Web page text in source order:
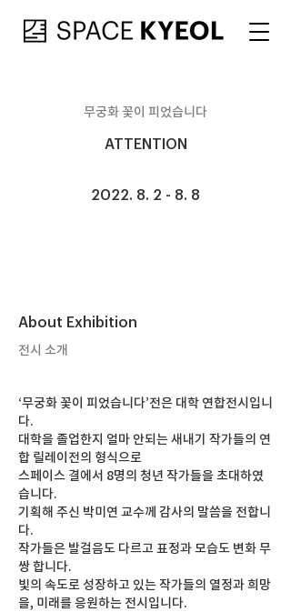
무궁화 꽃이 피었습니다​
ATTENTION
2022. 8. 2 - 8. 8
About Exhibition
전시 소개
‘무궁화 꽃이 피었습니다’전은 대학 연합전시입니
다.
대학을 졸업한지 얼마 안되는 새내기 작가들의 연
합 릴레이전의 형식으로
스페이스 결에서 8명의 청년 작가들을 초대하였
습니다.
기획해 주신 박미연 교수께 감사의 말씀을 전합니
다.
작가들은 발걸음도 다르고 표정과 모습도 변화 무
쌍 합니다.
빛의 속도로 성장하고 있는 작가들의 열정과 희망
을, 미래를 응원하는 전시입니다.